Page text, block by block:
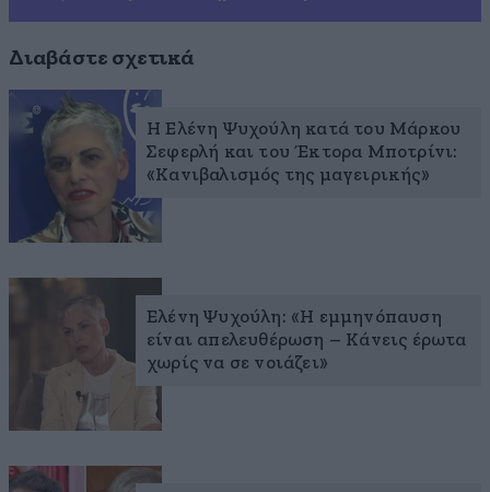
Διαβάστε σχετικά
Η Ελένη Ψυχούλη κατά του Μάρκου
Σεφερλή και του Έκτορα Μποτρίνι:
«Κανιβαλισμός της μαγειρικής»
Ελένη Ψυχούλη: «Η εμμηνόπαυση
είναι απελευθέρωση – Κάνεις έρωτα
χωρίς να σε νοιάζει»